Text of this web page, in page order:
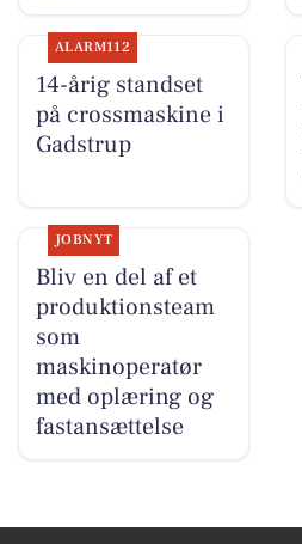
ALARM112
14-årig standset
på crossmaskine i
Gadstrup
JOBNYT
Bliv en del af et
produktionsteam
som
maskinoperatør
med oplæring og
fastansættelse